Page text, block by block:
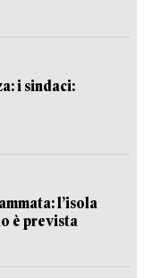
i sindaci:
l’isola
è prevista